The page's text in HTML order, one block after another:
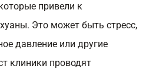
привели к
Это может быть стресс,
давление или другие
клиники проводят